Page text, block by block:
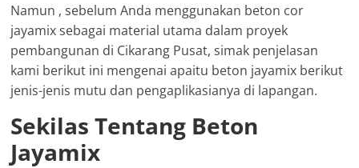
Namun , sebelum Anda menggunakan beton cor
jayamix sebagai material utama dalam proyek
pembangunan di Cikarang Pusat, simak penjelasan
kami berikut ini mengenai apaitu beton jayamix berikut
jenis-jenis mutu dan pengaplikasianya di lapangan.
Sekilas Tentang Beton
Jayamix